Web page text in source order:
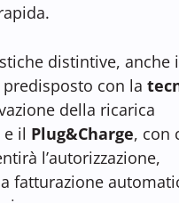
distintive, anche
predisposto con la
della ricarica
il Plug&Charge, con
l’autorizzazione,
fatturazione